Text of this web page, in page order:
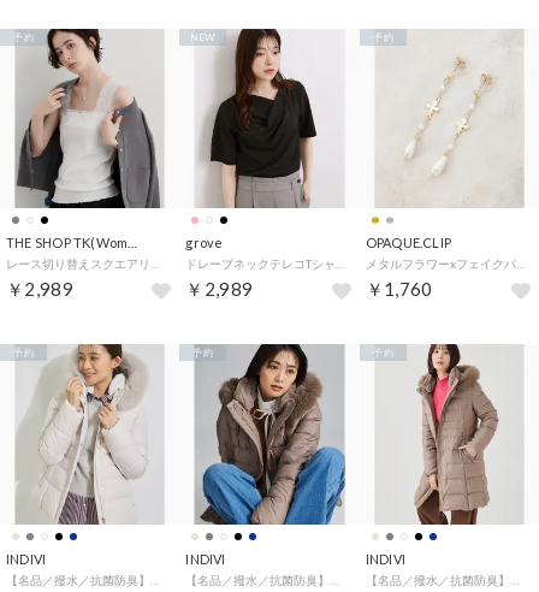
￥2,989
予約
grove
￥2,989
NEW
OPAQUE.CLIP
メタルフラワーxフェイクパールデザインピアス （ゴールド(007)）
￥1,760
予約
INDIVI
予約
INDIVI
予約
INDIVI
予約